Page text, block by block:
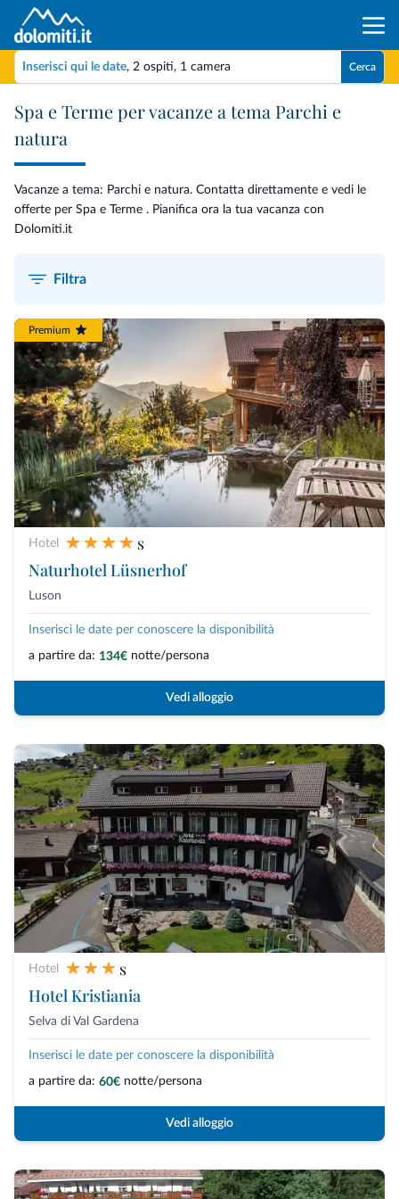
Inserisci qui le date, 2 ospiti, 1 camera Cerca
Spa e Terme per vacanze a tema Parchi e
natura
Vacanze a tema: Parchi e natura. Contatta direttamente e vedi le
offerte per Spa e Terme . Pianifica ora la tua vacanza con
Dolomiti.it
Filtra
Premium
Hotel
s
Naturhotel Lüsnerhof
Luson
Inserisci le date per conoscere la disponibilità
a partire da: 134€ notte/persona
Vedi alloggio
Hotel
s
Hotel Kristiania
Selva di Val Gardena
Inserisci le date per conoscere la disponibilità
a partire da: 60€ notte/persona
Vedi alloggio